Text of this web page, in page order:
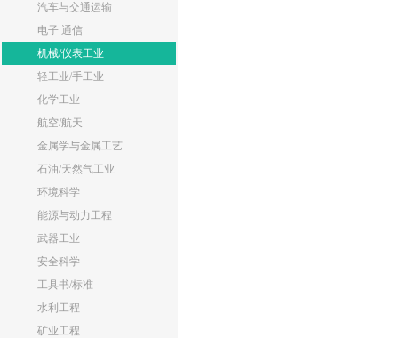
汽车与交通运输
电子 通信
机械/仪表工业
轻工业/手工业
化学工业
航空/航天
金属学与金属工艺
石油/天然气工业
环境科学
能源与动力工程
武器工业
安全科学
工具书/标准
水利工程
矿业工程